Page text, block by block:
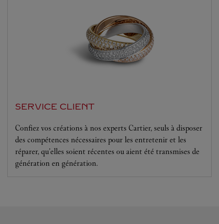
SERVICE CLIENT
Confiez vos créations à nos experts Cartier, seuls à disposer
des compétences nécessaires pour les entretenir et les
réparer, qu’elles soient récentes ou aient été transmises de
génération en génération.